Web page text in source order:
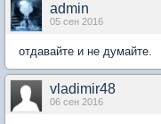
admin
05 сен 2016
отдавайте и не думайте.
vladimir48
06 сен 2016